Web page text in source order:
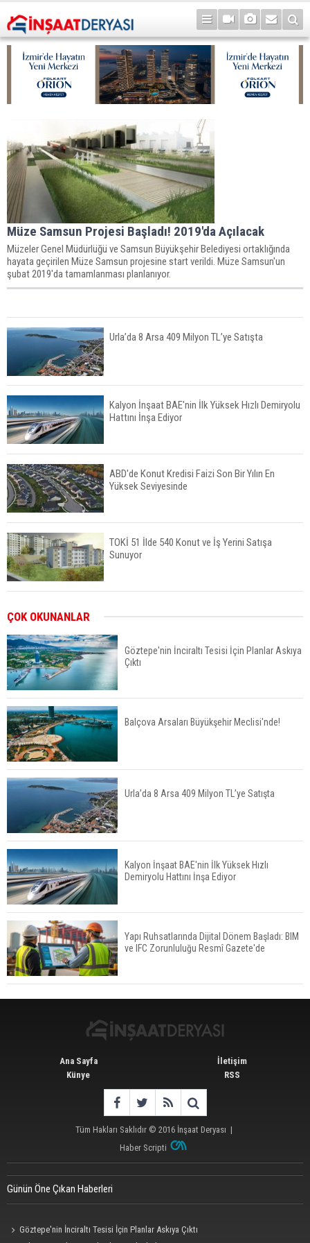
Müze Samsun Projesi Başladı! 2019'da Açılacak
Müzeler Genel Müdürlüğü ve Samsun Büyükşehir Belediyesi ortaklığında
hayata geçirilen Müze Samsun projesine start verildi. Müze Samsun'un
şubat 2019'da tamamlanması planlanıyor.
Urla’da 8 Arsa 409 Milyon TL’ye Satışta
Kalyon İnşaat BAE'nin İlk Yüksek Hızlı Demiryolu
Hattını İnşa Ediyor
ABD'de Konut Kredisi Faizi Son Bir Yılın En
Yüksek Seviyesinde
TOKİ 51 İlde 540 Konut ve İş Yerini Satışa
Sunuyor
TOKİ'nin Kiralık Sosyal Konut Modeli Kiraları
Düşürür Mü?
Yüzde 16,2 Arttı
Konut Satışları Güçlü Seyrini Korudu Yabancıya
Satış Geriledi
ABD'de İnşaat Harcamaları Geriledi
Tercih Döneminde Barınma Telaşı Başladı
ÇOK OKUNANLAR
Göztepe'nin İnciraltı Tesisi İçin Planlar Askıya
Çıktı
Balçova Arsaları Büyükşehir Meclisi'nde!
Urla’da 8 Arsa 409 Milyon TL’ye Satışta
Kalyon İnşaat BAE'nin İlk Yüksek Hızlı
Demiryolu Hattını İnşa Ediyor
Yapı Ruhsatlarında Dijital Dönem Başladı: BIM
ve IFC Zorunluluğu Resmî Gazete'de
Ana Sayfa
Künye
İletişim
RSS
Tüm Hakları Saklıdır © 2016 İnşaat Deryası |
Haber Scripti
Günün Öne Çıkan Haberleri
Göztepe'nin İnciraltı Tesisi İçin Planlar Askıya Çıktı